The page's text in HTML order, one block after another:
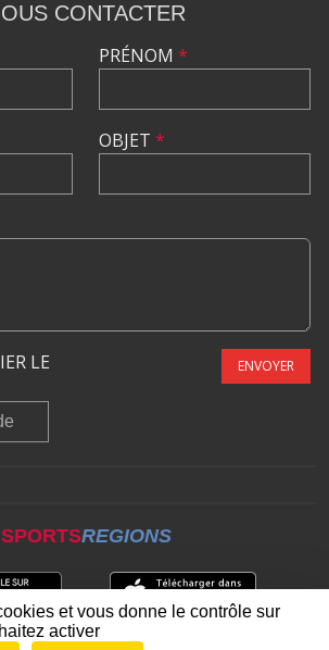
CONTACTER
PRÉNOM *
OBJET *
LE
ENVOYER
SPORTSREGIONS
et vous donne le contrôle sur
activer